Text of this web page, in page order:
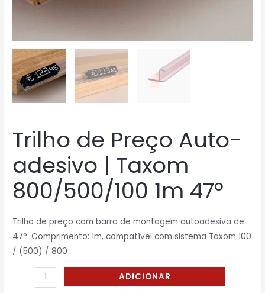
Trilho de Preço Auto-
adesivo | Taxom
800/500/100 1m 47º
Trilho de preço com barra de montagem autoadesiva de
47°.Comprimento: 1m, compatível com sistema Taxom 100
/ (500) / 800
ADICIONAR